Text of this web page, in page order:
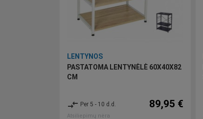
LENTYNOS
PASTATOMA LENTYNĖLĖ 60X40X82
CM
compare_arrows Per 5 - 10 d.d.
Atsiliepimų nėra
89,95 €